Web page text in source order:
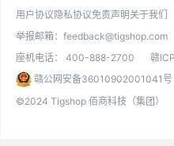
用户协议隐私协议免责声明关于我们
举报邮箱： feedback@tigshop.com
座机电话： 400-888-2700
赣
赣公网安备36010902001041号
©2024 Tigshop 佰商科技（集团）